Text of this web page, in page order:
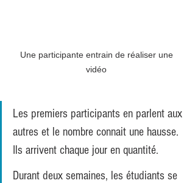
Une participante entrain de réaliser une
vidéo
Les premiers participants en parlent aux
autres et le nombre connait une hausse.
Ils arrivent chaque jour en quantité.
Durant deux semaines, les étudiants se